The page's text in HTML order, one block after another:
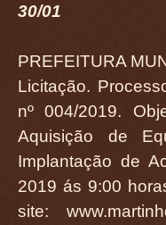
30/01
PREFEITURA
Licitação.
nº 004/2019.
Aquisição de
Implantação de
2019 ás 9:00
site: